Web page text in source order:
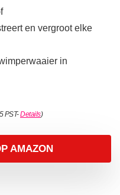
en vergroot elke
in
PST-Details)
AMAZON